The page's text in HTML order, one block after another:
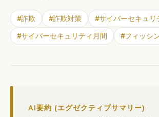
#詐欺 #詐欺対策 #サイバーセキュリ
#サイバーセキュリティ月間 #フィッシ
AI要約 (エグゼクティブサマリー)